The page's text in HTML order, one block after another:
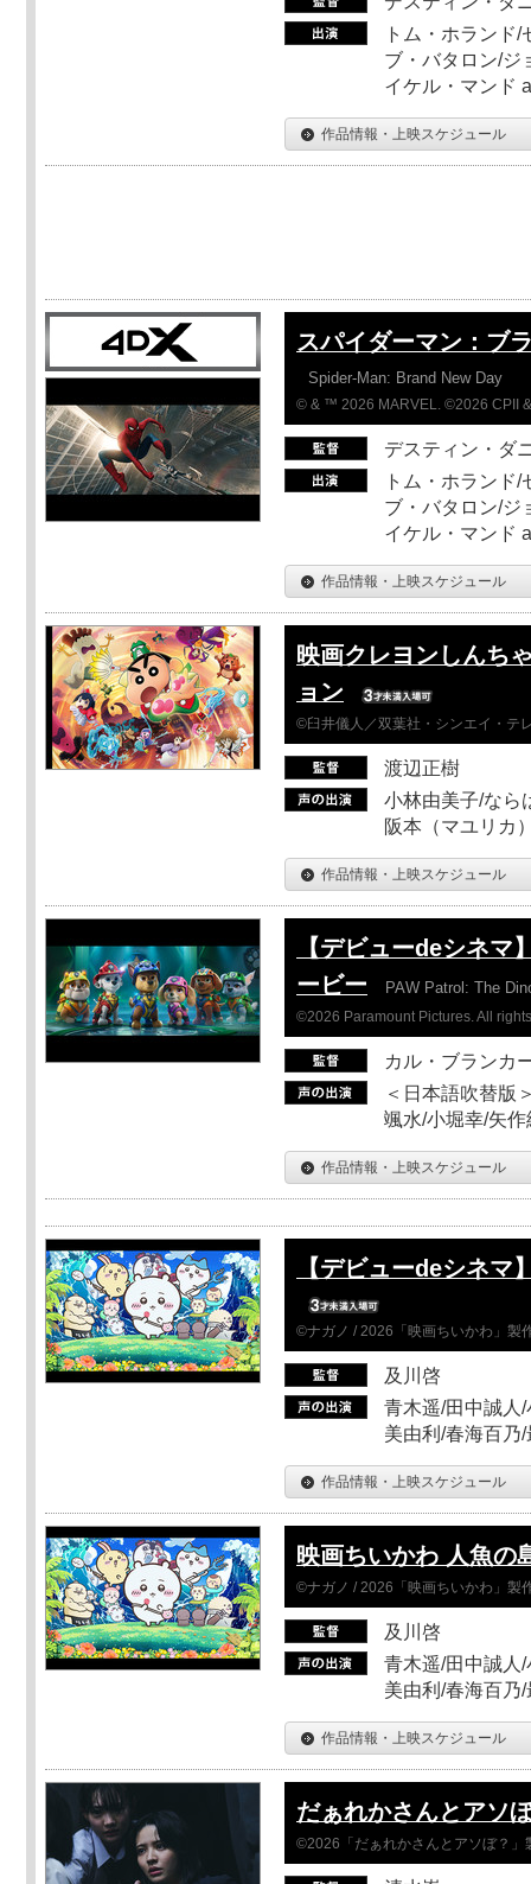
トム・ホランド
ブ・バタロン/ジ
イケル・マンド
作品情報・上映スケジュール
スパイダーマン：ブ
Spider-Man: Brand New Day
© & ™ 2026 MARVEL. ©2026 CPII
デスティン・ダ
トム・ホランド
ブ・バタロン/ジ
イケル・マンド
作品情報・上映スケジュール
映画クレヨンしんち
ョン
©臼井儀人／双葉社・シンエイ・テ
渡辺正樹
小林由美子/なら
阪本（マユリカ
作品情報・上映スケジュール
【デビューdeシネマ
ービー
PAW Patrol: The
©2026 Paramount Pictures. All
カル・ブランカ
＜日本語吹替版
颯水/小堀幸/矢作
作品情報・上映スケジュール
【デビューdeシネマ
©ナガノ / 2026「映画ちいかわ」製
及川啓
青木遥/田中誠人
美由利/春海百乃
作品情報・上映スケジュール
映画ちいかわ 人魚の
©ナガノ / 2026「映画ちいかわ」製
及川啓
青木遥/田中誠人
美由利/春海百乃
作品情報・上映スケジュール
だぁれかさんとアソ
©2026「だぁれかさんとアソぼ？」